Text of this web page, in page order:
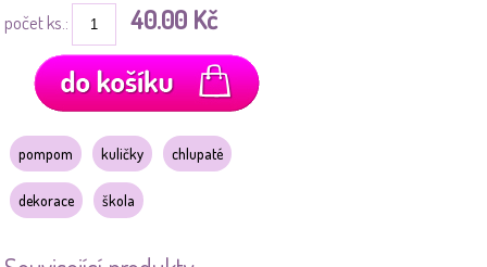
počet ks.: 40.00 Kč
pompom kuličky chlupaté
dekorace škola